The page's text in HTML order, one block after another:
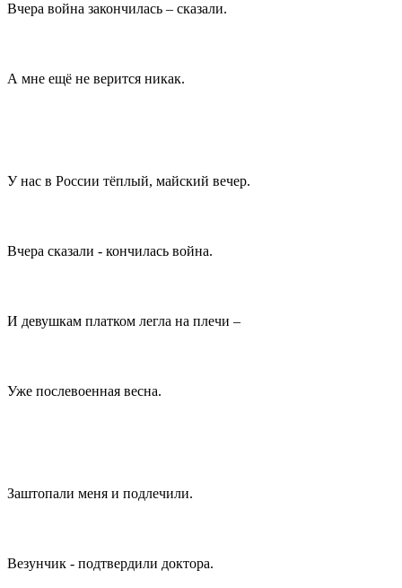
Вчера война закончилась – сказали.
А мне ещё не верится никак.
У нас в России тёплый, майский вечер.
Вчера сказали - кончилась война.
И девушкам платком легла на плечи –
Уже послевоенная весна.
Заштопали меня и подлечили.
Везунчик - подтвердили доктора.